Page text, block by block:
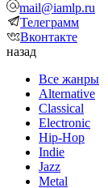
mail@iamlp.ru
Телеграмм
Вконтакте
назад
Все жанры
Alternative
Classical
Electronic
Hip-Hop
Indie
Jazz
Metal